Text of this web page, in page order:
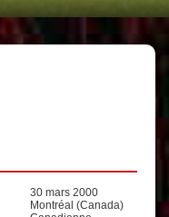
30 mars 2000
Montréal (Canada)